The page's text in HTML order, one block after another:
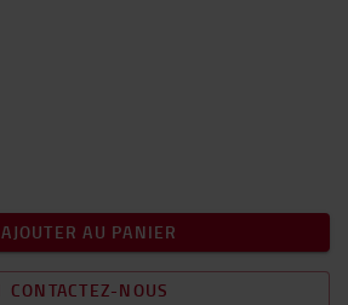
AJOUTER AU PANIER
CONTACTEZ-NOUS